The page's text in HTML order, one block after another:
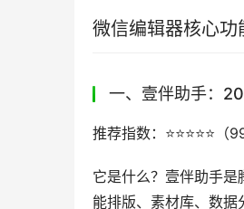
微信编辑器核心功
一、壹伴助手：
推荐指数：⭐️⭐️⭐️⭐️⭐️
它是什么？壹伴助手
能排版、素材库、数据